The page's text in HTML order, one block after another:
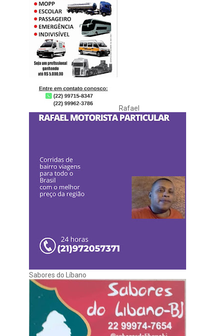
Rafael
Sabores do Líbano